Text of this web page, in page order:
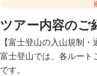
ツアー内容のご
【富士登山の入山規制・
富士登山では、各ルート
です。